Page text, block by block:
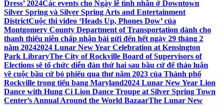
Dress’ 2024Các events cho Ngày lễ tình nhân ở Downtown
Silver Spring và Silver Spring Arts and Entertainment
DistrictCuộc thi video ‘Heads Up, Phones Dow’ của
Montgomery County Department of Transportation dành cho
thanh thiếu niên chấp nhận bài gửi đến hết ngày 29 tháng 2
năm 20242024 Lunar New Year Celebration at Kensington
Park LibraryThe City of Rockville Board of Supervisors of
Elections sẽ tổ chức diễn đàn thứ hai sau bầu cử để thảo luận
về cuộc bầu cử bỏ phiếu qua thư năm 2023 của Thành phố
Rockville trong tiểu bang Maryland2024 Lunar New Year Lion
Dance with Hung Ci Lion Dance Troupe at Silver Spring Town
Center’s Annual Around the World BazaarThe Lunar New